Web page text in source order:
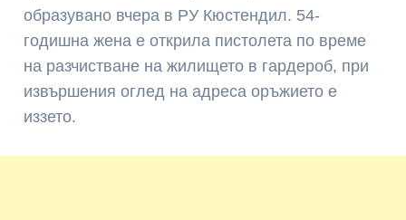
образувано вчера в РУ Кюстендил. 54-
годишна жена е открила пистолета по време
на разчистване на жилището в гардероб, при
извършения оглед на адреса оръжието е
иззето.